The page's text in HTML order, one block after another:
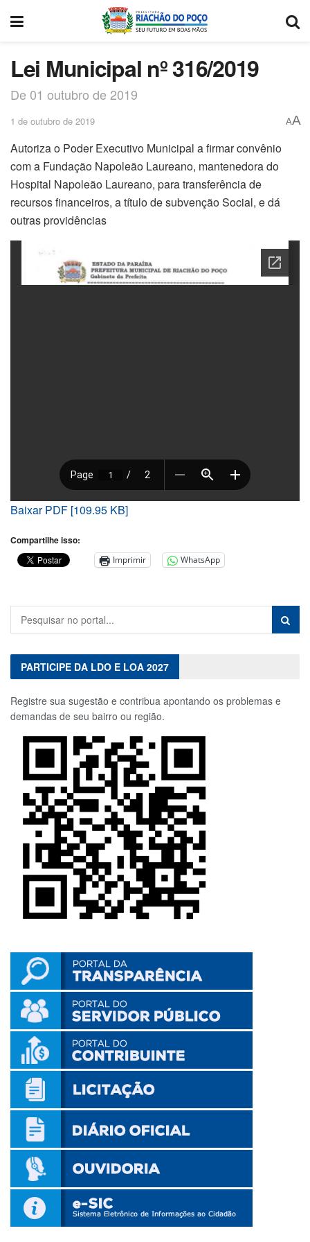
Lei Municipal nº 316/2019
De 01 outubro de 2019
1 de outubro de 2019 AA
Autoriza o Poder Executivo Municipal a firmar convênio
com a Fundação Napoleão Laureano, mantenedora do
Hospital Napoleão Laureano, para transferência de
recursos financeiros, a título de subvenção Social, e dá
outras providências
Baixar PDF [109.95 KB]
Compartilhe isso:
Imprimir WhatsApp
PARTICIPE DA LDO E LOA 2027
Registre sua sugestão e contribua apontando os problemas e
demandas de seu bairro ou região.